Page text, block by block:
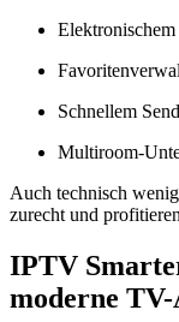
Schnellem
Multiroom-
Auch technisch
zurecht und
IPTV
moderne